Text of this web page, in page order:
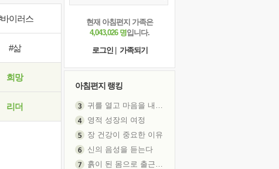
이러스
#삶
희망
리더
현재 아침편지 가족은
4,043,026 명입니다.
로그인
가족되기
아침편지 랭킹
귀를 열고 마음을 내어주고
영적 성장의 여정
장 건강이 중요한 이유
신의 음성을 듣는다
흙이 된 몸으로 출근하는 여자